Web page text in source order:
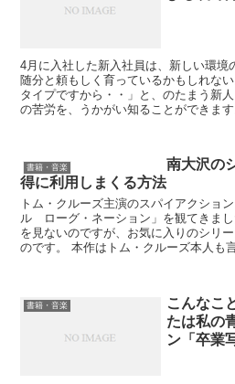
4月に入社した新入社員は、新しい環境
随分と頼もしく育っているかもしれな
タイプですから・・」と、のたまう新
の苦労を、うかがい知ることができま
書籍・音楽
南大沢の
得に利用しまくる方法
トム・クルーズ主演のスパイアクショ
ル ローグ・ネーション」を観てきま
を見ないのですが、お気に入りのシリ
のです。 本作はトム・クルーズ本人も
書籍・音楽
こんなこ
たは私の
ン「卒業